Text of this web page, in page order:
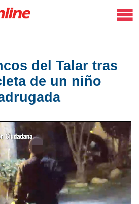
del Talar tras
de un niño